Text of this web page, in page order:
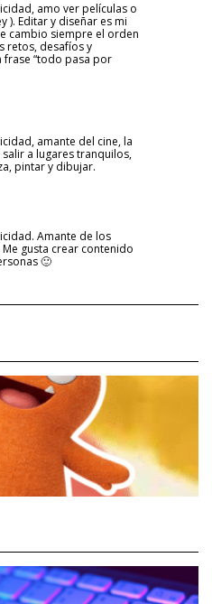
amo ver películas o
). Editar y diseñar es mi
cambio siempre el orden
retos, desafíos y
frase “todo pasa por
amante del cine, la
a lugares tranquilos,
pintar y dibujar.
Amante de los
gusta crear contenido
🙂